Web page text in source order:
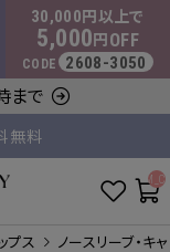
マミー30,000 円以上で
5,000 円 OFF
CODE 2608-3050
まで
プス ノースリーブ・キ